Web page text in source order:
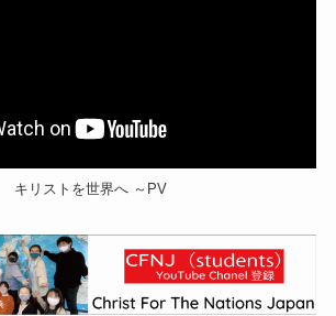
キリストを世界へ ～PV